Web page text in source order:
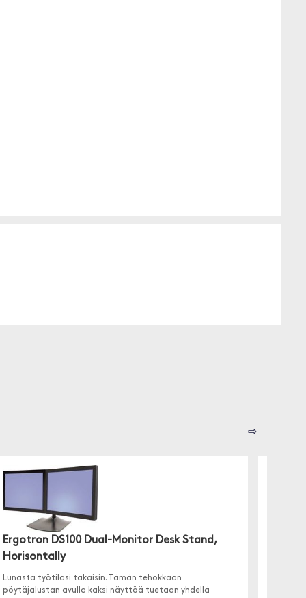
⇨
Ergotron DS100 Dual-Monitor Desk Stand,
Horisontally
Lunasta työtilasi takaisin. Tämän tehokkaan
pöytäjalustan avulla kaksi näyttöä tuetaan yhdellä